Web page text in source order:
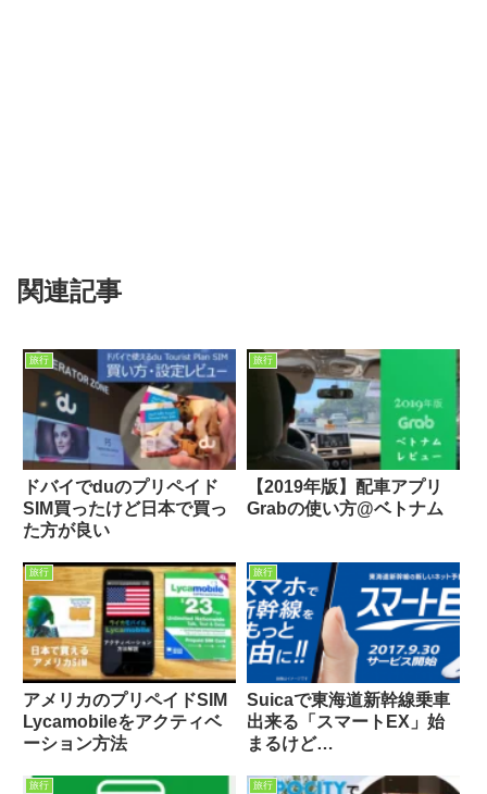
関連記事
旅行
ドバイでduのプリペイド
SIM買ったけど日本で買っ
た方が良い
旅行
【2019年版】配車アプリ
Grabの使い方@ベトナム
旅行
アメリカのプリペイドSIM
Lycamobileをアクティベ
ーション方法
旅行
Suicaで東海道新幹線乗車
出来る「スマートEX」始
まるけど…
旅行 旅行